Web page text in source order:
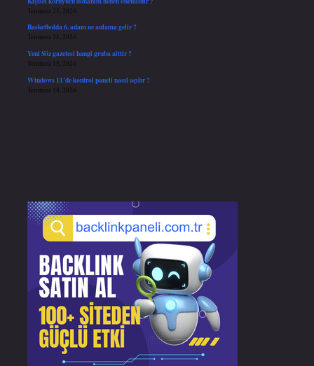
Temmuz 25, 2026
Basketbolda 6. adam ne anlama gelir ?
Temmuz 21, 2026
Yeni Söz gazetesi hangi gruba aittir ?
Temmuz 15, 2026
Windows 11’de kontrol paneli nasıl açılır ?
Temmuz 14, 2026